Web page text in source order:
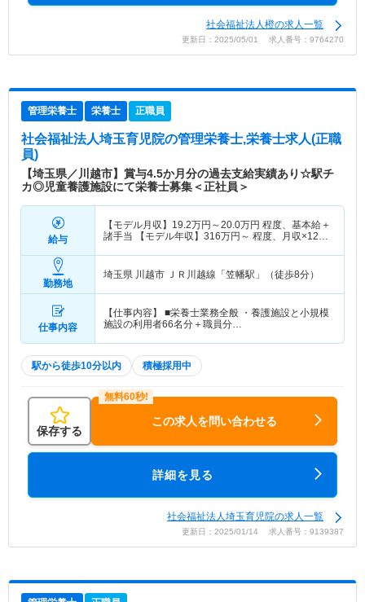
社会福祉法人橙の求人一覧
更新日：2025/05/01 求人番号：9764270
管理栄養士 栄養士 正職員
社会福祉法人埼玉育児院の管理栄養士,栄養士求人(正職
員)
【埼玉県／川越市】賞与4.5か月分の過去支給実績あり☆駅チ
カ◎児童養護施設にて栄養士募集＜正社員＞
給与
【モデル月収】 19.2万円～20.0万円 程度、基本給＋
諸手当 【モデル年収】 316万円～ 程度、月収×12ヶ
勤務地
埼玉県 川越市 ＪＲ川越線「笠幡駅」（徒歩8分）
仕事内容
【仕事内容】 ■栄養士業務全般 ・養護施設と小規模
施設の利用者66名分＋職員分…
駅から徒歩10分以内 積極採用中
保存する
この求人を問い合わせる
詳細を見る
社会福祉法人埼玉育児院の求人一覧
更新日：2025/01/14 求人番号：9139387